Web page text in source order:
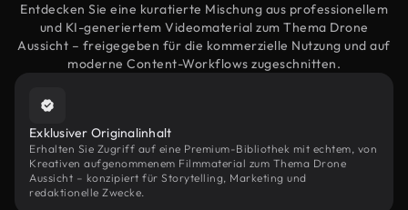
Entdecken Sie eine kuratierte Mischung aus professionellem
und KI-generiertem Videomaterial zum Thema Drone
Aussicht – freigegeben für die kommerzielle Nutzung und auf
moderne Content-Workflows zugeschnitten.
Exklusiver Originalinhalt
Erhalten Sie Zugriff auf eine Premium-Bibliothek mit echtem, von
Kreativen aufgenommenem Filmmaterial zum Thema Drone
Aussicht – konzipiert für Storytelling, Marketing und
redaktionelle Zwecke.